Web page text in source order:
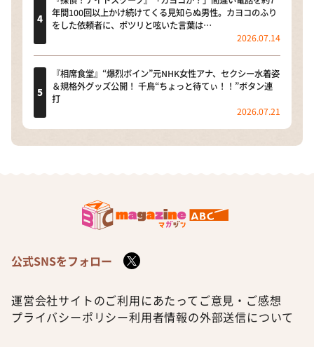
年間100回以上かけ続けてくる見知らぬ男性。カヨコのふり
をした依頼者に、ポツリと呟いた言葉は…
2026.07.14
『相席食堂』“爆烈ボイン”元NHK女性アナ、セクシー水着姿
＆規格外グッズ公開！ 千鳥“ちょっと待てぃ！！”ボタン連
打
2026.07.21
公式SNSをフォロー
運営会社サイトのご利用にあたって ご意見・ご感想
プライバシーポリシー利用者情報の外部送信について